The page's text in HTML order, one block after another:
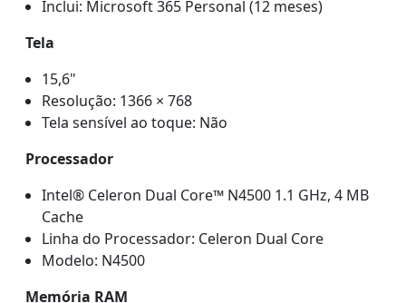
Inclui: Microsoft 365 Personal (12 meses)
Tela
15,6"
Resolução: 1366 × 768
Tela sensível ao toque: Não
Processador
Intel® Celeron Dual Core™ N4500 1.1 GHz, 4 MB
Cache
Linha do Processador: Celeron Dual Core
Modelo: N4500
Memória RAM